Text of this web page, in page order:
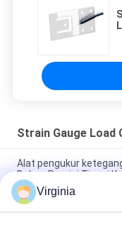
Strain Gauge Load
Alat pengukur
Beban Presisi Tinggi
Alloy Steel Strain
Analog Output 5kg
Virginia